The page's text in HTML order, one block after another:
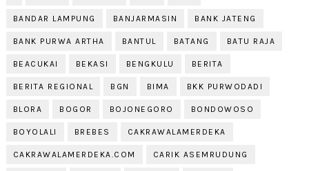
BANDAR LAMPUNG BANJARMASIN BANK JATENG
BANK PURWA ARTHA BANTUL BATANG BATU RAJA
BEACUKAI BEKASI BENGKULU BERITA
BERITA REGIONAL BGN BIMA BKK PURWODADI
BLORA BOGOR BOJONEGORO BONDOWOSO
BOYOLALI BREBES CAKRAWALAMERDEKA
CAKRAWALAMERDEKA.COM CARIK ASEMRUDUNG